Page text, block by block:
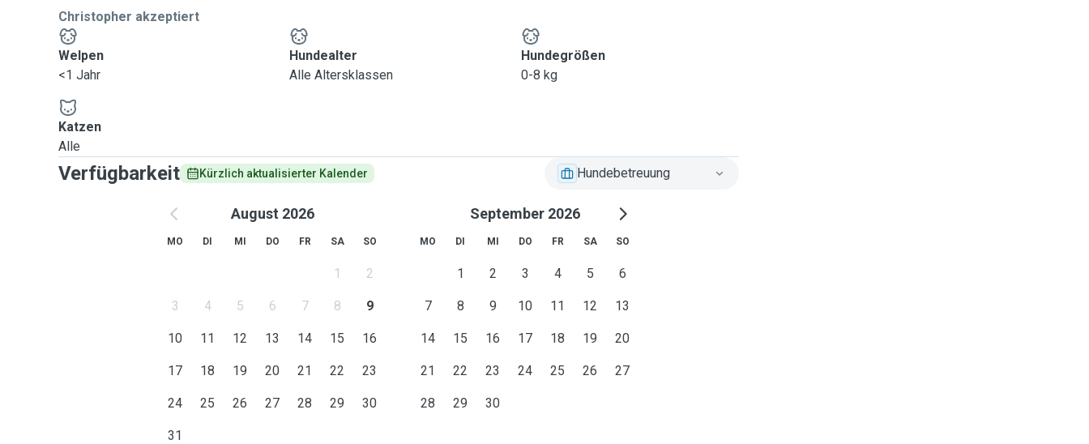
Christopher akzeptiert
Welpen
<1 Jahr
Hundealter
Alle Altersklassen
Hundegrößen
0-8 kg
Katzen
Alle
Verfügbarkeit Kürzlich aktualisierter Kalender Hundebetreuung
August 2026
MO DI MI DO FR SA SO
1 2
3 4 5 6 7 8 9
10 11 12 13 14 15 16
17 18 19 20 21 22 23
24 25 26 27 28 29 30
31
September 2026
MO DI MI DO FR SA SO
1 2 3 4 5 6
7 8 9 10 11 12 13
14 15 16 17 18 19 20
21 22 23 24 25 26 27
28 29 30